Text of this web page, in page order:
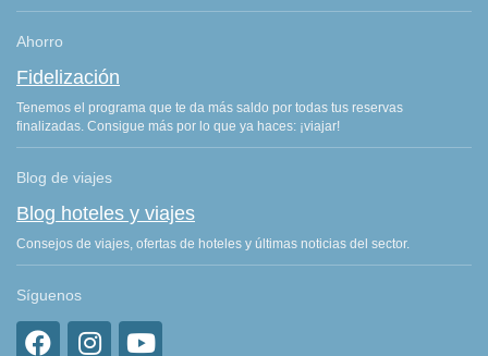
Ahorro
Fidelización
Tenemos el programa que te da más saldo por todas tus reservas
finalizadas. Consigue más por lo que ya haces: ¡viajar!
Blog de viajes
Blog hoteles y viajes
Consejos de viajes, ofertas de hoteles y últimas noticias del sector.
Síguenos